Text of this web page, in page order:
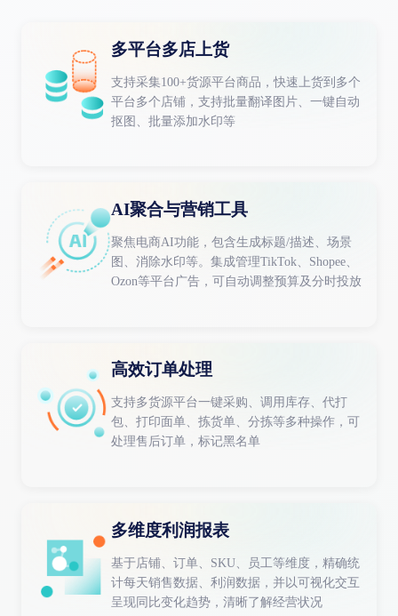
多平台多店上货
支持采集100+货源平台商品，快速上货到多个
平台多个店铺，支持批量翻译图片、一键自动
抠图、批量添加水印等
AI聚合与营销工具
聚焦电商AI功能，包含生成标题/描述、场景
图、消除水印等。集成管理TikTok、Shopee、
Ozon等平台广告，可自动调整预算及分时投放
高效订单处理
支持多货源平台一键采购、调用库存、代打
包、打印面单、拣货单、分拣等多种操作，可
处理售后订单，标记黑名单
多维度利润报表
基于店铺、订单、SKU、员工等维度，精确统
计每天销售数据、利润数据，并以可视化交互
呈现同比变化趋势，清晰了解经营状况